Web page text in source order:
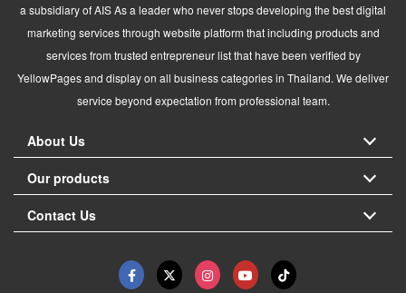
a subsidiary of AIS As a leader who never stops developing the best digital
marketing services through website platform that including products and
services from trusted entrepreneur list that have been verified by
YellowPages and display on all business categories in Thailand. We deliver
service beyond expectation from professional team.
About Us
Our products
Contact Us